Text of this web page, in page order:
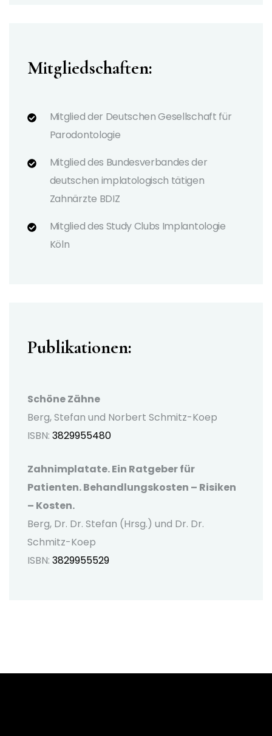
Mitgliedschaften:
Mitglied der Deutschen Gesellschaft für
Parodontologie
Mitglied des Bundesverbandes der
deutschen implatologisch tätigen
Zahnärzte BDIZ
Mitglied des Study Clubs Implantologie
Köln
Publikationen:
Schöne Zähne
Berg, Stefan und Norbert Schmitz-Koep
ISBN: 3829955480
Zahnimplatate. Ein Ratgeber für
Patienten. Behandlungskosten – Risiken
– Kosten.
Berg, Dr. Dr. Stefan (Hrsg.) und Dr. Dr.
Schmitz-Koep
ISBN: 3829955529